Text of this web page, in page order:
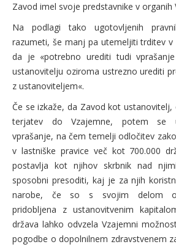
Zavod imel svoje predstavnike v organih
Na podlagi tako ugotovljenih
razumeti, še manj pa utemeljiti trditev v
da je «potrebno urediti tudi
ustanovitelju oziroma ustrezno urediti
z ustanoviteljem«.
Če se izkaže, da Zavod kot
terjatev do Vzajemne, potem se
vprašanje, na čem temelji odločitev
v lastniške pravice več kot 700.000
postavlja kot njihov skrbnik nad
sposobni presoditi, kaj je za njih
narobe, če so s svojim delom
pridobljena z ustanovitvenim
država lahko odvzela Vzajemni
pogodbe o dopolnilnem zdravstvenem